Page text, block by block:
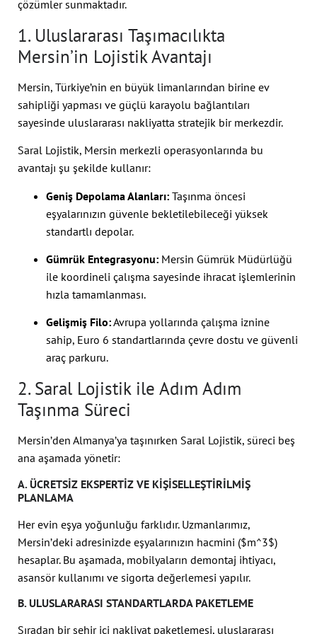
çözümler sunmaktadır.
1. Uluslararası Taşımacılıkta
Mersin’in Lojistik Avantajı
Mersin, Türkiye’nin en büyük limanlarından birine ev
sahipliği yapması ve güçlü karayolu bağlantıları
sayesinde uluslararası nakliyatta stratejik bir merkezdir.
Saral Lojistik, Mersin merkezli operasyonlarında bu
avantajı şu şekilde kullanır:
Geniş Depolama Alanları: Taşınma öncesi
eşyalarınızın güvenle bekletilebileceği yüksek
standartlı depolar.
Gümrük Entegrasyonu: Mersin Gümrük Müdürlüğü
ile koordineli çalışma sayesinde ihracat işlemlerinin
hızla tamamlanması.
Gelişmiş Filo:Avrupa yollarında çalışma iznine
sahip, Euro 6 standartlarında çevre dostu ve güvenli
araç parkuru.
2. Saral Lojistik ile Adım Adım
Taşınma Süreci
Mersin’den Almanya’ya taşınırken Saral Lojistik, süreci beş
ana aşamada yönetir:
A. ÜCRETSIZ EKSPERTIZ VE KIŞISELLEŞTIRILMIŞ
PLANLAMA
Her evin eşya yoğunluğu farklıdır. Uzmanlarımız,
Mersin’deki adresinizde eşyalarınızın hacmini ($m^3$)
hesaplar. Bu aşamada, mobilyaların demontaj ihtiyacı,
asansör kullanımı ve sigorta değerlemesi yapılır.
B. ULUSLARARASI STANDARTLARDA PAKETLEME
Sıradan bir şehir içi nakliyat paketlemesi, uluslararası